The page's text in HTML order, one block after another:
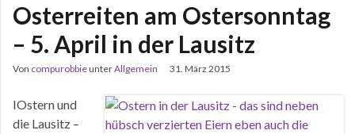
Osterreiten am Ostersonntag
– 5. April in der Lausitz
Von compurobbieunterAllgemein 31. März 2015
IOstern und
die Lausitz –